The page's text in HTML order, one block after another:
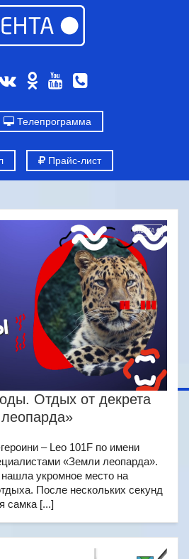
Телепрограмма
Прайс-лист
Отдых от декрета
– Leo 101F по имени
«Земли леопарда».
укромное место на
После нескольких секунд
самка [...]